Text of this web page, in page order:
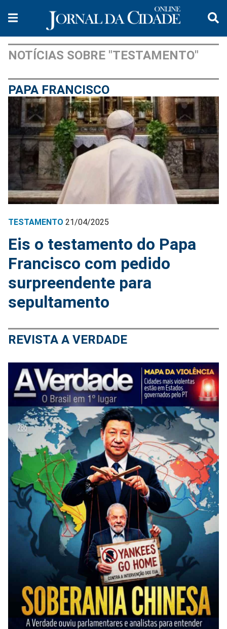
NOTÍCIAS SOBRE "TESTAMENTO"
PAPA FRANCISCO
TESTAMENTO 21/04/2025
Eis o testamento do Papa
Francisco com pedido
surpreendente para
sepultamento
REVISTA A VERDADE